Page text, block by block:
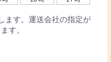
ます。運送会社の指定が
す。